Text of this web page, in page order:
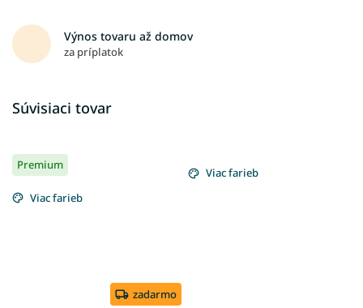
Výnos tovaru až domov
za príplatok
Súvisiaci tovar
Premium
Viac farieb
zadarmo
Viac farieb